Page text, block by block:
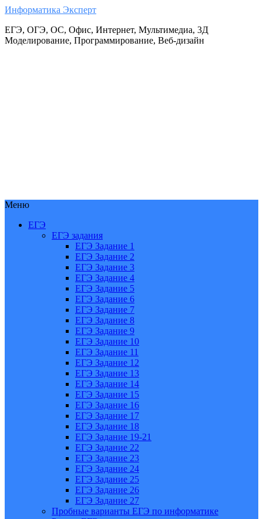
Информатика Эксперт
ЕГЭ, ОГЭ, ОС, Офис, Интернет, Мультимедиа, 3Д
Моделирование, Программирование, Веб-дизайн
Меню
ЕГЭ
ЕГЭ задания
ЕГЭ Задание 1
ЕГЭ Задание 2
ЕГЭ Задание 3
ЕГЭ Задание 4
ЕГЭ Задание 5
ЕГЭ Задание 6
ЕГЭ Задание 7
ЕГЭ Задание 8
ЕГЭ Задание 9
ЕГЭ Задание 10
ЕГЭ Задание 11
ЕГЭ Задание 12
ЕГЭ Задание 13
ЕГЭ Задание 14
ЕГЭ Задание 15
ЕГЭ Задание 16
ЕГЭ Задание 17
ЕГЭ Задание 18
ЕГЭ Задание 19-21
ЕГЭ Задание 22
ЕГЭ Задание 23
ЕГЭ Задание 24
ЕГЭ Задание 25
ЕГЭ Задание 26
ЕГЭ Задание 27
Пробные варианты ЕГЭ по информатике